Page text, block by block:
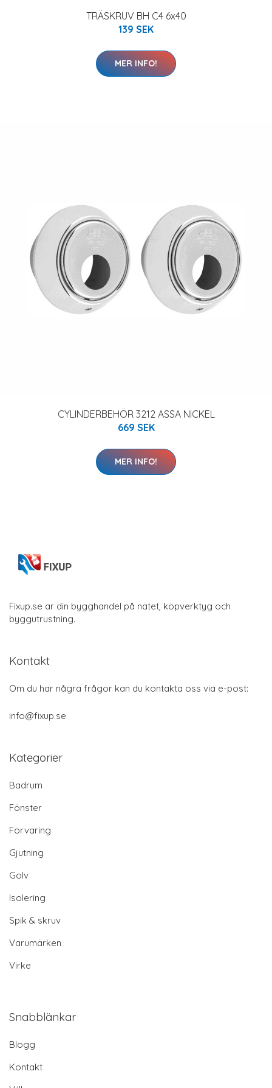
TRÄSKRUV BH C4 6x40
139 SEK
MER INFO!
CYLINDERBEHÖR 3212 ASSA NICKEL
669 SEK
MER INFO!
Fixup.se är din bygghandel på nätet, köpverktyg och
byggutrustning.
Kontakt
Om du har några frågor kan du kontakta oss via e-post:
info@fixup.se
Kategorier
Badrum
Fönster
Förvaring
Gjutning
Golv
Isolering
Spik & skruv
Varumärken
Virke
Snabblänkar
Blogg
Kontakt